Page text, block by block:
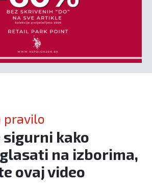
pravilo
sigurni kako
na izborima,
ovaj video